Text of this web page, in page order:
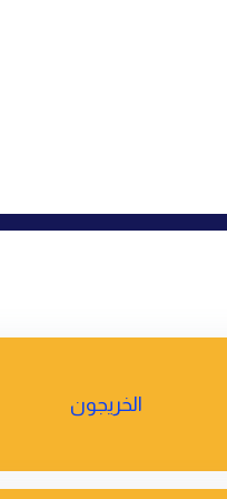
الخريجون